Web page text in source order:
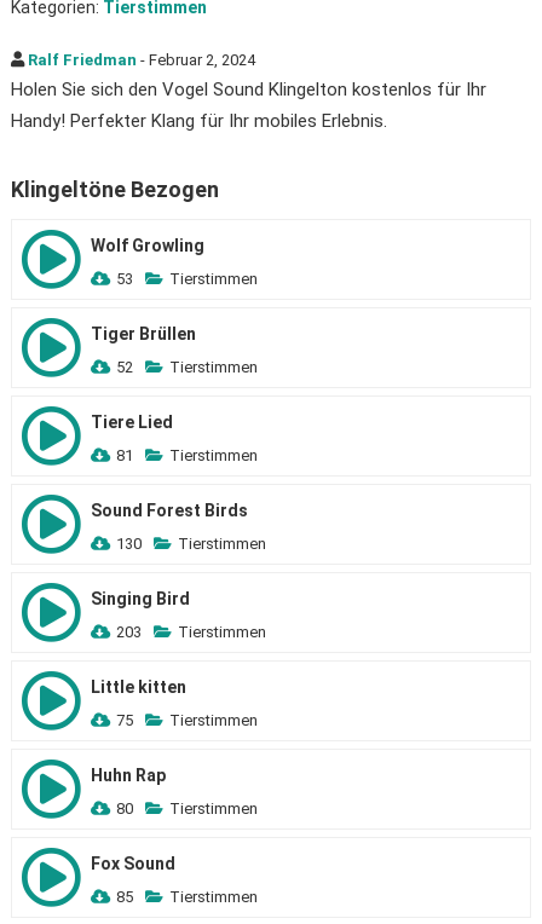
Kategorien: Tierstimmen
Ralf Friedman - Februar 2, 2024
Holen Sie sich den Vogel Sound Klingelton kostenlos für Ihr
Handy! Perfekter Klang für Ihr mobiles Erlebnis.
Klingeltöne Bezogen
Wolf Growling
53 Tierstimmen
Tiger Brüllen
52 Tierstimmen
Tiere Lied
81 Tierstimmen
Sound Forest Birds
130 Tierstimmen
Singing Bird
203 Tierstimmen
Little kitten
75 Tierstimmen
Huhn Rap
80 Tierstimmen
Fox Sound
85 Tierstimmen